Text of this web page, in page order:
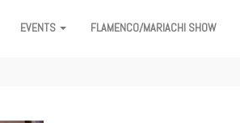
EVENTS FLAMENCO/MARIACHI SHOW